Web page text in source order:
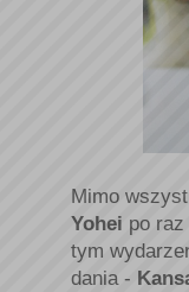
Mimo
Yohei po
tym
dania -